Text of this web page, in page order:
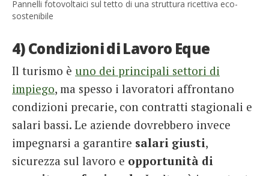
Pannelli fotovoltaici sul tetto di una struttura ricettiva eco-
sostenibile
4) Condizioni di Lavoro Eque
Il turismo è uno dei principali settori di
impiego, ma spesso i lavoratori affrontano
condizioni precarie, con contratti stagionali e
salari bassi. Le aziende dovrebbero invece
impegnarsi a garantire salari giusti,
sicurezza sul lavoro e opportunità di